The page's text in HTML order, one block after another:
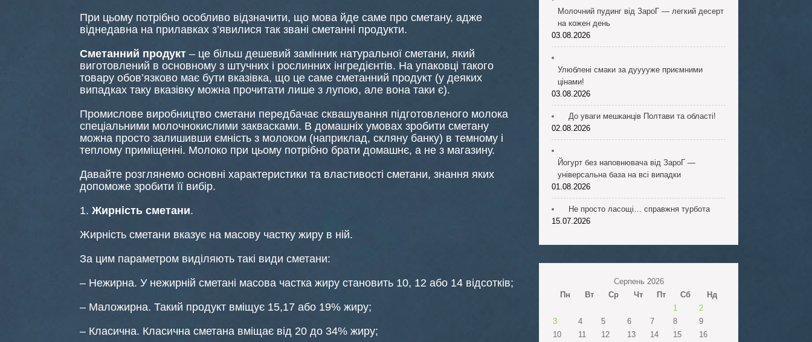
При цьому потрібно особливо відзначити, що мова йде саме про сметану, адже
віднедавна на прилавках з’явилися так звані сметанні продукти.
Сметанний продукт – це більш дешевий замінник натуральної сметани, який
виготовлений в основному з штучних і рослинних інгредієнтів. На упаковці такого
товару обов’язково має бути вказівка, що це саме сметанний продукт (у деяких
випадках таку вказівку можна прочитати лише з лупою, але вона таки є).
Промислове виробництво сметани передбачає сквашування підготовленого молока
спеціальними молочнокислими заквасками. В домашніх умовах зробити сметану
можна просто залишивши ємність з молоком (наприклад, скляну банку) в темному і
теплому приміщенні. Молоко при цьому потрібно брати домашнє, а не з магазину.
Давайте розглянемо основні характеристики та властивості сметани, знання яких
допоможе зробити її вибір.
1. Жирність сметани.
Жирність сметани вказує на масову частку жиру в ній.
За цим параметром виділяють такі види сметани:
– Нежирна. У нежирній сметані масова частка жиру становить 10, 12 або 14 відсотків;
– Маложирна. Такий продукт вміщує 15,17 або 19% жиру;
– Класична. Класична сметана вміщає від 20 до 34% жиру;
Молочний пудинг від ЗароГ — легкий десерт
на кожен день
03.08.2026
Улюблені смаки за дууууже приємними
цінами!
03.08.2026
До уваги мешканців Полтави та області!
02.08.2026
Йогурт без наповнювача від ЗароГ —
універсальна база на всі випадки
01.08.2026
Не просто ласощі… справжня турбота
15.07.2026
Серпень 2026
Пн
Вт Ср Чт Пт Сб
Нд
1
2
3
4 5 6 7 8
9
10
11 12 13 14 15
16